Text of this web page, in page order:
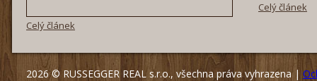
Celý článek
Celý článek
2026 © RUSSEGGER REAL s.r.o., všechna práva vyhrazena |